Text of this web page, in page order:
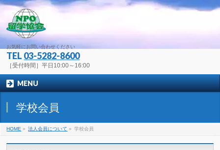
お気軽にお問い合わせください
TEL 03-5282-8600
［受付時間］平日10:00～16:00
MENU
学校会員
HOME » 法人会員について » 学校会員